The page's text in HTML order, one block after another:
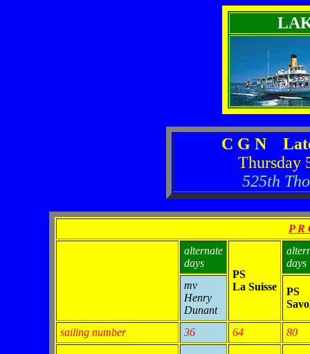
C G N
Thursday
525th
P R
alternate
days
PS
La Suisse
days
mv
Henry
Dunant
PS
sailing number 36 64 80